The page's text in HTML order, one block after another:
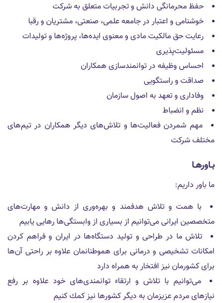
حفظ محرمانگى دانش و تجربيات متعلق به شركت
خوشنامى و اعتبار در جامعه علمى، صنعتى، مشتريان و رقبا
رعايت حق مالكيت مادى و معنوى ايده‌ها، پروژه‌ها و توليدات
مسئوليت‌پذيرى
احساس وظيفه در توانمندسازى همكاران
صداقت و راستگويى
وفادارى و تعهد به اصول سازمان
نظم و انضباط
مهم شمردن فعاليت‌ها و تلاش‌هاى ديگر همكاران در تيم‌هاى
مختلف شركت
بـاورهـا
ما باور داریم:
با همت و تلاش هدفمند و بهره‌ورى از دانش و مهارت‌هاى
متخصصين ايرانى مى‌توانيم از بسيارى از وابستگى‌ها رهايى يابيم
تلاش ما در طراحى و توليد دستگاه‌ها در ايران و فراهم كردن
امكانات تشخيصى و درمانى براى هموطنانمان علاوه بر راحتى آن‌ها
براى كشورمان نيز افتخار به همراه دارد
مى‌توانيم با تلاش و ارتقاء توانمندى‌هاى خود علاوه بر رفع
نيازهاى مردم عزيزمان به ديگر كشورها نيز كمك كنيم